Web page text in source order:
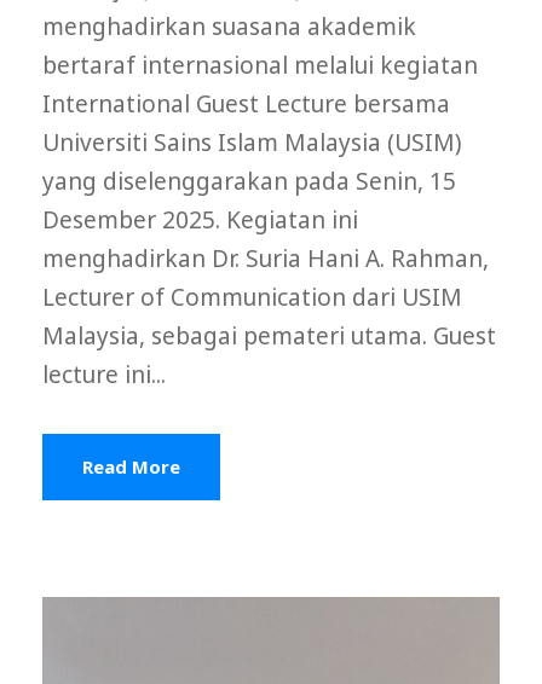
menghadirkan suasana akademik
bertaraf internasional melalui kegiatan
International Guest Lecture bersama
Universiti Sains Islam Malaysia (USIM)
yang diselenggarakan pada Senin, 15
Desember 2025. Kegiatan ini
menghadirkan Dr. Suria Hani A. Rahman,
Lecturer of Communication dari USIM
Malaysia, sebagai pemateri utama. Guest
lecture ini...
Read More